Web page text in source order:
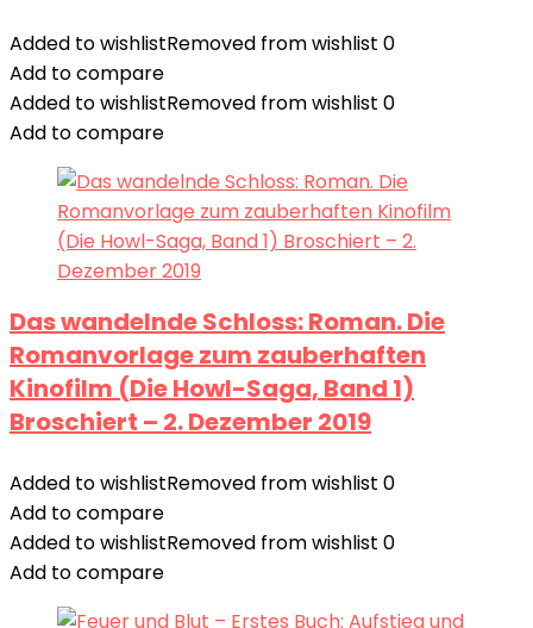
Added to wishlistRemoved from wishlist 0
Add to compare
Added to wishlistRemoved from wishlist 0
Add to compare
Das wandelnde Schloss: Roman. Die
Romanvorlage zum zauberhaften
Kinofilm (Die Howl-Saga, Band 1)
Broschiert – 2. Dezember 2019
Added to wishlistRemoved from wishlist 0
Add to compare
Added to wishlistRemoved from wishlist 0
Add to compare